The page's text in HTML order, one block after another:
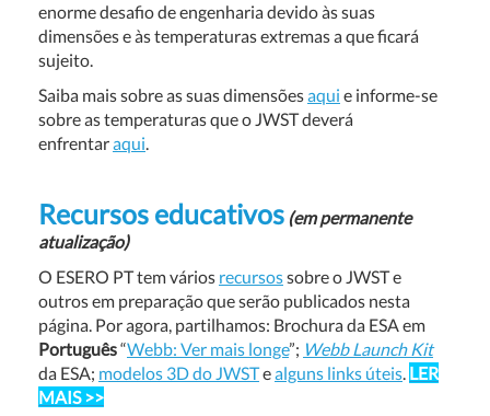
enorme desafio de engenharia devido às suas
dimensões e às temperaturas extremas a que ficará
sujeito.
Saiba mais sobre as suas dimensõesaqui e informe-se
sobre as temperaturas que o JWST deverá
enfrentaraqui.
Recursos educativos (em permanente
atualização)
O ESERO PT tem vários recursossobre o JWST e
outros em preparação que serão publicados nesta
página. Por agora, partilhamos: Brochura da ESA em
Português“Webb: Ver mais longe”; Webb Launch Kit
da ESA; modelos 3D do JWSTealguns links úteis. LER
MAIS >>